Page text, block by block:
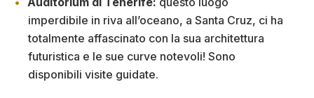
imperdibile in riva all’oceano, a Santa Cruz, ci ha
totalmente affascinato con la sua architettura
futuristica e le sue curve notevoli! Sono
disponibili visite guidate.